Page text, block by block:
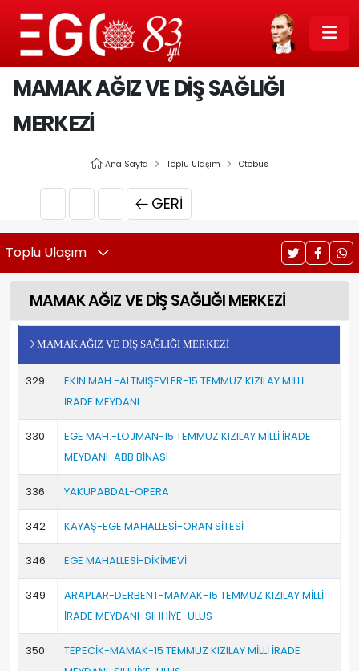
MAMAK AĞIZ VE DİŞ SAĞLIĞI
MERKEZİ
Ana Sayfa Toplu Ulaşım Otobüs
GERI
Toplu Ulaşım
MAMAK AĞIZ VE DİŞ SAĞLIĞI MERKEZİ
MAMAK AĞIZ VE DİŞ SAĞLIĞI MERKEZİ
329
EKİN MAH.-ALTMIŞEVLER-15 TEMMUZ KIZILAY MİLLİ
İRADE MEYDANI
330
EGE MAH.-LOJMAN-15 TEMMUZ KIZILAY MİLLİ İRADE
MEYDANI-ABB BİNASI
336 YAKUPABDAL-OPERA
342 KAYAŞ-EGE MAHALLESİ-ORAN SİTESİ
346 EGE MAHALLESİ-DİKİMEVİ
349
ARAPLAR-DERBENT-MAMAK-15 TEMMUZ KIZILAY MİLLİ
İRADE MEYDANI-SIHHİYE-ULUS
350
TEPECİK-MAMAK-15 TEMMUZ KIZILAY MİLLİ İRADE